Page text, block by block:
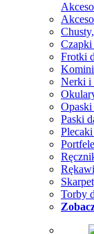
Czapki
Frotki
Nerki i
Opaski
Paski
Torby